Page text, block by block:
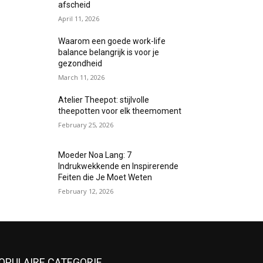
afscheid
April 11, 2026
Waarom een goede work-life
balance belangrijk is voor je
gezondheid
March 11, 2026
Atelier Theepot: stijlvolle
theepotten voor elk theemoment
February 25, 2026
Moeder Noa Lang: 7
Indrukwekkende en Inspirerende
Feiten die Je Moet Weten
February 12, 2026